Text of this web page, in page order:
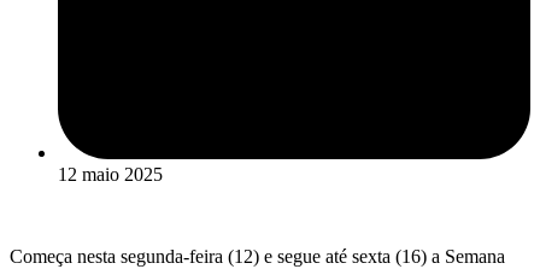
12 maio 2025
Começa nesta segunda-feira (12) e segue até sexta (16) a Semana